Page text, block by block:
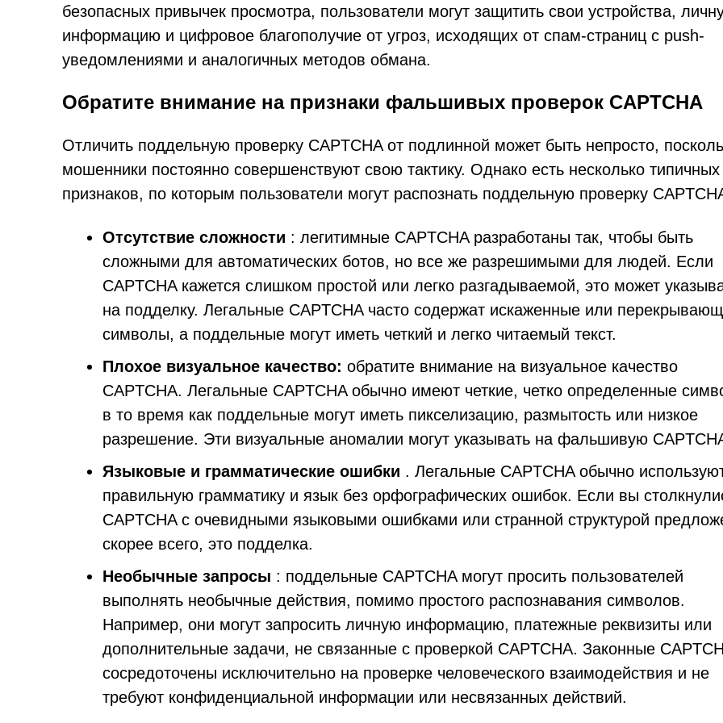
безопасных привычек просмотра, пользователи могут защитить свои устройства,
информацию и цифровое благополучие от угроз, исходящих от спам-страниц с push-
уведомлениями и аналогичных методов обмана.
Обратите внимание на признаки фальшивых проверок CAPTCHA
Отличить поддельную проверку CAPTCHA от подлинной может быть непросто,
мошенники постоянно совершенствуют свою тактику. Однако есть несколько типичных
признаков, по которым пользователи могут распознать поддельную проверку
Отсутствие сложности : легитимные CAPTCHA разработаны так, чтобы быть
сложными для автоматических ботов, но все же разрешимыми для людей. Если
CAPTCHA кажется слишком простой или легко разгадываемой, это может
на подделку. Легальные CAPTCHA часто содержат искаженные или
символы, а поддельные могут иметь четкий и легко читаемый текст.
Плохое визуальное качество: обратите внимание на визуальное качество
CAPTCHA. Легальные CAPTCHA обычно имеют четкие, четко определенные
в то время как поддельные могут иметь пикселизацию, размытость или низкое
разрешение. Эти визуальные аномалии могут указывать на фальшивую
Языковые и грамматические ошибки . Легальные CAPTCHA обычно
правильную грамматику и язык без орфографических ошибок. Если вы
CAPTCHA с очевидными языковыми ошибками или странной структурой
скорее всего, это подделка.
Необычные запросы : поддельные CAPTCHA могут просить пользователей
выполнять необычные действия, помимо простого распознавания символов.
Например, они могут запросить личную информацию, платежные реквизиты или
дополнительные задачи, не связанные с проверкой CAPTCHA. Законные
сосредоточены исключительно на проверке человеческого взаимодействия и не
требуют конфиденциальной информации или несвязанных действий.